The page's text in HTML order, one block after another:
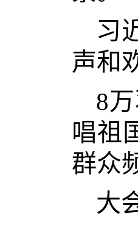
习
声和
8
唱祖
群众
大